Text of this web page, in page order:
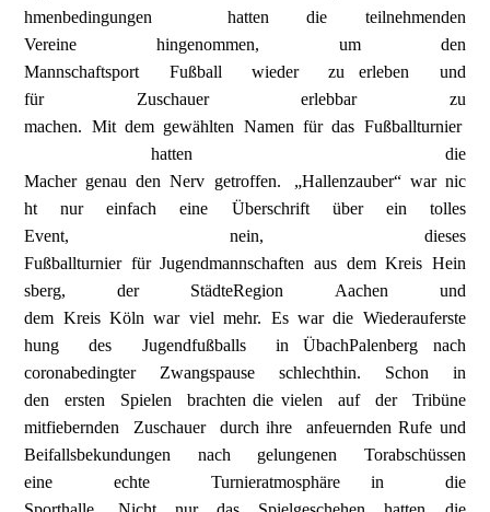
hmenbedingungen hatten die teilnehmenden
Vereine hingenommen, um den
Mannschaftsport Fußball wieder zu erleben und
für Zuschauer erlebbar zu
machen. Mit dem gewählten Namen für das Fußballturnier
hatten die
Macher genau den Nerv getroffen. „Hallenzauber“ war nic
ht nur einfach eine Überschrift über ein tolles
Event, nein, dieses
Fußballturnier für Jugendmannschaften aus dem Kreis Hein
sberg, der StädteRegion Aachen und
dem Kreis Köln war viel mehr. Es war die Wiederauferste
hung des Jugendfußballs in ÜbachPalenberg nach
coronabedingter Zwangspause schlechthin. Schon in
den ersten Spielen brachten die vielen auf der Tribüne
mitfiebernden Zuschauer durch ihre anfeuernden Rufe und
Beifallsbekundungen nach gelungenen Torabschüssen
eine echte Turnieratmosphäre in die